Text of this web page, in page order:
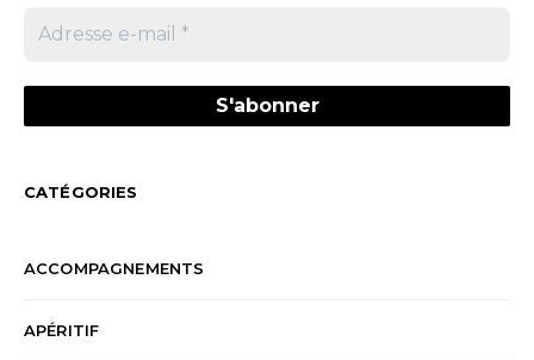
CATÉGORIES
ACCOMPAGNEMENTS
APÉRITIF